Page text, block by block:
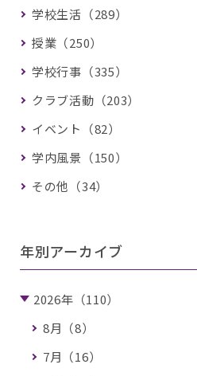
学校生活（289）
授業（250）
学校行事（335）
クラブ活動（203）
イベント（82）
学内風景（150）
その他（34）
年別アーカイブ
2026年（110）
8月（8）
7月（16）